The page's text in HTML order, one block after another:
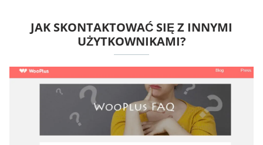
JAK SKONTAKTOWAĆ SIĘ Z INNYMI
UŻYTKOWNIKAMI?